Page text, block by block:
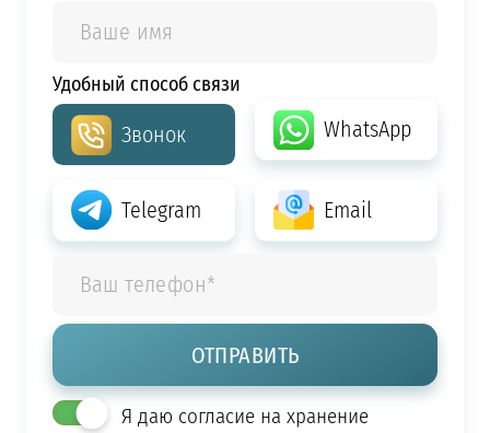
Удобный способ связи
Звонок WhatsApp
Telegram Email
Я даю согласие на хранение